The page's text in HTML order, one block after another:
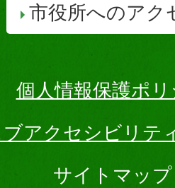
市役所へのアク
個人情報保護ポ
ブアクセシビリテ
サイトマップ